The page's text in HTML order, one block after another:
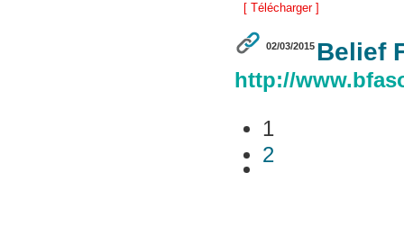
[ Télécharger ]
02/03/2015 Belief
http://
1
2